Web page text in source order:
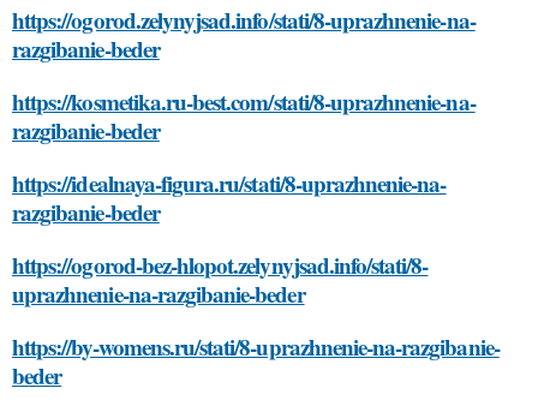
https://ogorod.zelynyjsad.info/stati/8-uprazhnenie-na-
razgibanie-beder
https://kosmetika.ru-best.com/stati/8-uprazhnenie-na-
razgibanie-beder
https://idealnaya-figura.ru/stati/8-uprazhnenie-na-
razgibanie-beder
https://ogorod-bez-hlopot.zelynyjsad.info/stati/8-
uprazhnenie-na-razgibanie-beder
https://by-womens.ru/stati/8-uprazhnenie-na-razgibanie-
beder